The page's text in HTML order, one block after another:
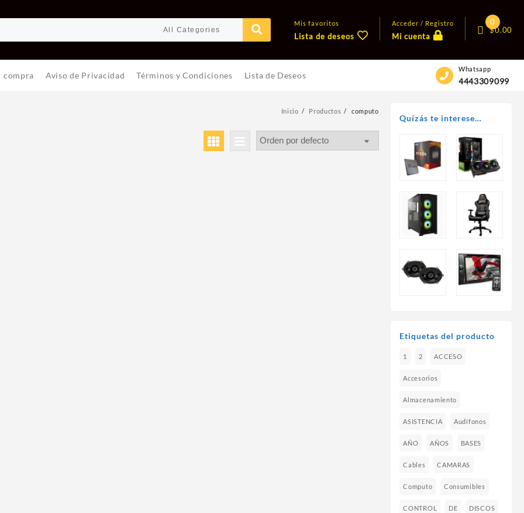
Mis favoritos
Lista de deseos
Acceder / Registro
Mi cuenta
0
$0.00
compra Aviso de Privacidad Términos y Condiciones Lista de Deseos
Whatsapp
4443309099
Inicio Productos computo
Quízás te interese…
Etiquetas del producto
1 2 ACCESO
Accesorios
Almacenamiento
ASISTENCIA Audífonos
AÑO AÑOS BASES
Cables CAMARAS
Computo Consumibles
CONTROL DE DISCOS